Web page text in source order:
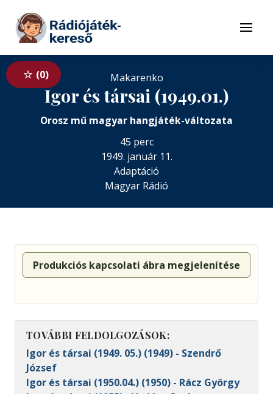
Tovább a tartalomhoz
Menü
0 Makarenko
Igor és társai (1949.01.)
Orosz mű magyar hangjáték-változata
45 perc
1949. január 11.
Adaptáció
Magyar Rádió
Produkciós kapcsolati ábra megjelenítése
TOVÁBBI FELDOLGOZÁSOK:
Igor és társai (1949. 05.) (1949) - Szendrő
József
Igor és társai (1950.04.) (1950) - Rácz György